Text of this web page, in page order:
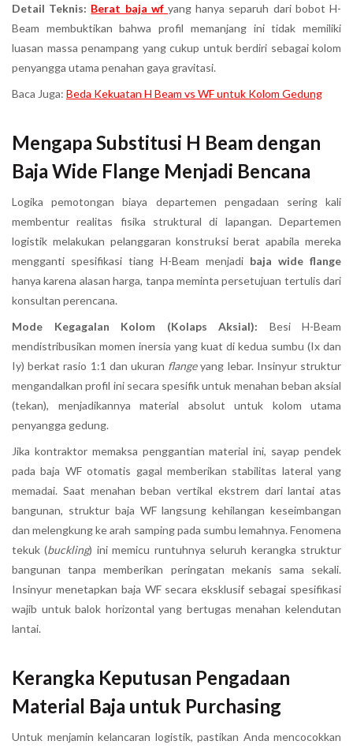
Detail Teknis: Berat baja wf yang hanya separuh dari bobot H-
Beam membuktikan bahwa profil memanjang ini tidak memiliki
luasan massa penampang yang cukup untuk berdiri sebagai kolom
penyangga utama penahan gaya gravitasi.
Baca Juga: Beda Kekuatan H Beam vs WF untuk Kolom Gedung
Mengapa Substitusi H Beam dengan
Baja Wide Flange Menjadi Bencana
Logika pemotongan biaya departemen pengadaan sering kali
membentur realitas fisika struktural di lapangan. Departemen
logistik melakukan pelanggaran konstruksi berat apabila mereka
mengganti spesifikasi tiang H-Beam menjadi baja wide flange
hanya karena alasan harga, tanpa meminta persetujuan tertulis dari
konsultan perencana.
Mode Kegagalan Kolom (Kolaps Aksial): Besi H-Beam
mendistribusikan momen inersia yang kuat di kedua sumbu (Ix dan
Iy) berkat rasio 1:1 dan ukuran flangeyang lebar. Insinyur struktur
mengandalkan profil ini secara spesifik untuk menahan beban aksial
(tekan), menjadikannya material absolut untuk kolom utama
penyangga gedung.
Jika kontraktor memaksa penggantian material ini, sayap pendek
pada baja WF otomatis gagal memberikan stabilitas lateral yang
memadai. Saat menahan beban vertikal ekstrem dari lantai atas
bangunan, struktur baja WF langsung kehilangan keseimbangan
dan melengkung ke arah samping pada sumbu lemahnya. Fenomena
tekuk (buckling) ini memicu runtuhnya seluruh kerangka struktur
bangunan tanpa memberikan peringatan mekanis sama sekali.
Insinyur menetapkan baja WF secara eksklusif sebagai spesifikasi
wajib untuk balok horizontal yang bertugas menahan kelendutan
lantai.
Kerangka Keputusan Pengadaan
Material Baja untuk Purchasing
Untuk menjamin kelancaran logistik, pastikan Anda mencocokkan